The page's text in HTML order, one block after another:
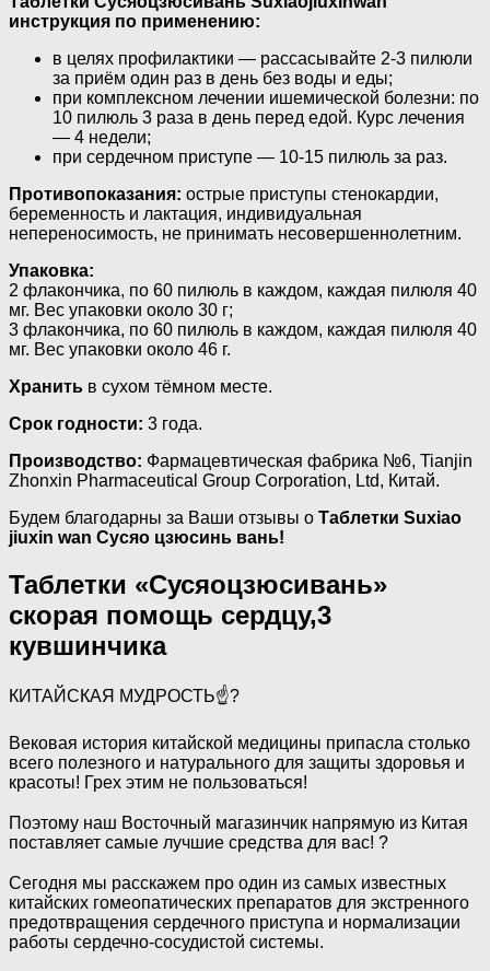
инструкция по применению:
в целях профилактики — рассасывайте 2-3 пилюли
за приём один раз в день без воды и еды;
при комплексном лечении ишемической болезни: по
10 пилюль 3 раза в день перед едой. Курс лечения
— 4 недели;
при сердечном приступе — 10-15 пилюль за раз.
Противопоказания: острые приступы стенокардии,
беременность и лактация, индивидуальная
непереносимость, не принимать несовершеннолетним.
Упаковка:
2 флакончика, по 60 пилюль в каждом, каждая пилюля 40
мг. Вес упаковки около 30 г;
3 флакончика, по 60 пилюль в каждом, каждая пилюля 40
мг. Вес упаковки около 46 г.
Хранить в сухом тёмном месте.
Срок годности: 3 года.
Производство: Фармацевтическая фабрика №6, Tianjin
Zhonxin Pharmaceutical Group Corporation, Ltd, Китай.
Будем благодарны за Ваши отзывы о Таблетки Suxiao
jiuxin wan Сусяо цзюсинь вань!
Таблетки «Сусяоцзюсивань»
скорая помощь сердцу,3
кувшинчика
КИТАЙСКАЯ МУДРОСТЬ☝?
Вековая история китайской медицины припасла столько
всего полезного и натурального для защиты здоровья и
красоты! Грех этим не пользоваться!
Поэтому наш Восточный магазинчик напрямую из Китая
поставляет самые лучшие средства для вас! ?
Сегодня мы расскажем про один из самых известных
китайских гомеопатических препаратов для экстренного
предотвращения сердечного приступа и нормализации
работы сердечно-сосудистой системы.